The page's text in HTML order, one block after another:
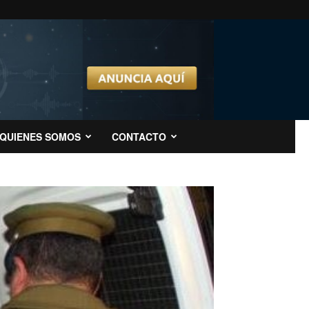
QUIENES SOMOS CONTACTO